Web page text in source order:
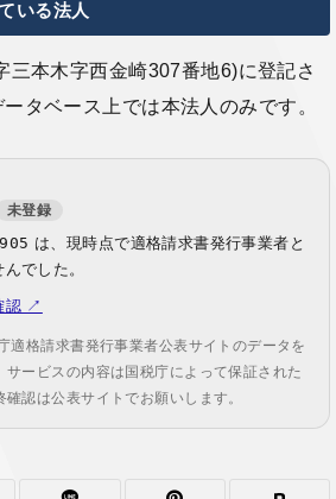
いる法人
三本木字西金崎307番地6)に登記さ
タベース上では本法人のみです。
未登録
は、現時点で適格請求書発行事業者と
でした。
認 ↗
適格請求書発行事業者公表サイトのデータを
ービスの内容は国税庁によって保証された
認は公表サイトでお願いします。